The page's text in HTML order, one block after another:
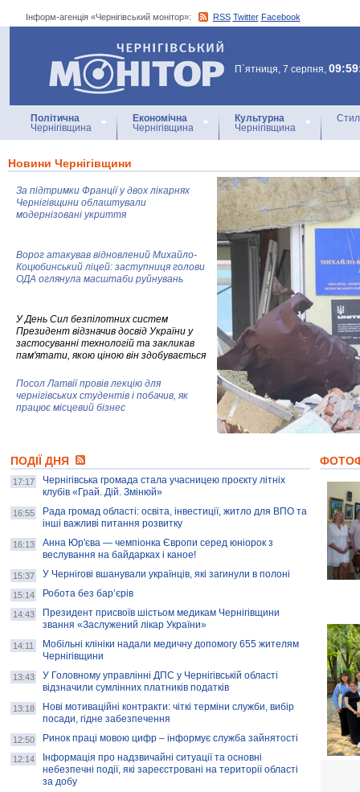
Інформ-агенція «Чернігівський монітор»: RSS Twitter Facebook
Інформ-агенція
«Чернігівський монітор»
П`ятниця, 7 серпня,
Політична
Чернігівщина
Економічна
Чернігівщина
Культурна
Чернігівщина
Новини Чернігівщини
За підтримки Франції у двох лікарнях
Чернігівщини облаштували
модернізовані укриття
Ворог атакував відновлений Михайло-
Коцюбинський ліцей: заступниця голови
ОДА оглянула масштаби руйнувань
У День Сил безпілотних систем
Президент відзначив досвід України у
застосуванні технологій та закликав
пам'ятати, якою ціною він здобувається
Посол Латвії провів лекцію для
чернігівських студентів і побачив, як
працює місцевий бізнес
колекцію про війну, емоції та тварин
AB InBev Efes Україна підтримала
навчальний проєкт "Молодіжна бізнес-
школа", спрямований на розвиток
підприємництва у Чернігівській області
Золота тварина: видання Forbes
написало про чернігівця Патрона: хто і
скільки на ньому заробляє? І куди
витрачають?
ПОДІЇ ДНЯ
17:17
Чернігівська громада стала учасницею проєкту літніх
клубів «Грай. Дій. Змінюй»
16:55
Рада громад області: освіта, інвестиції, житло для ВПО та
інші важливі питання розвитку
16:13
Анна Юр'єва — чемпіонка Європи серед юніорок з
веслування на байдарках і каное!
15:37 У Чернігові вшанували українців, які загинули в полоні
15:14 Робота без бар’єрів
14:43
Президент присвоїв шістьом медикам Чернігівщини
звання «Заслужений лікар України»
14:11
Мобільні клініки надали медичну допомогу 655 жителям
Чернігівщини
13:43
У Головному управлінні ДПС у Чернігівській області
відзначили сумлінних платників податків
13:18
Нові мотиваційні контракти: чіткі терміни служби, вибір
посади, гідне забезпечення
12:50 Ринок праці мовою цифр – інформує служба зайнятості
12:14
Інформація про надзвичайні ситуації та основні
небезпечні події, які зареєстровані на території області
за добу